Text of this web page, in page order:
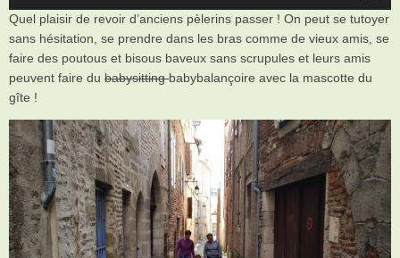
Quel plaisir de revoir d’anciens pèlerins passer ! On peut se tutoyer
sans hésitation, se prendre dans les bras comme de vieux amis, se
faire des poutous et bisous baveux sans scrupules et leurs amis
peuvent faire du babysittingbabybalançoire avec la mascotte du
gîte !